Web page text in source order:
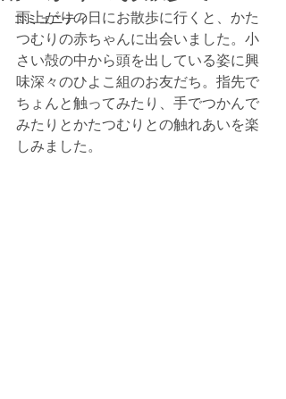
コミュニティ
雨上がりの日にお散歩に行くと、かた
つむりの赤ちゃんに出会いました。小
さい殻の中から頭を出している姿に興
味深々のひよこ組のお友だち。指先で
ちょんと触ってみたり、手でつかんで
みたりとかたつむりとの触れあいを楽
しみました。